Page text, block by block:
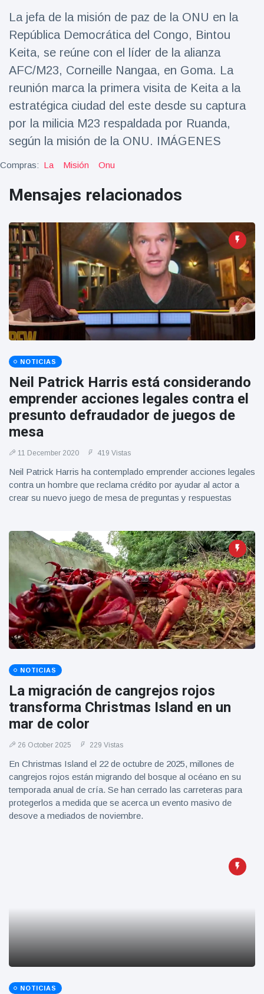
Salud y forma física
(73)
Viajes y Aventura
(77)
Últimas noticias
SKAI News
in English |
07/10/2025
9000 Vistas
octubre!
8 May
7432
Großmutter
feiert ihren
99.
Geburtstag
und tanzt
zu
Mariachi-
Band
8 May
1133
Vistas
La jefa de la misión de paz de la ONU en la
República Democrática del Congo, Bintou
Keita, se reúne con el líder de la alianza
AFC/M23, Corneille Nangaa, en Goma. La
reunión marca la primera visita de Keita a la
estratégica ciudad del este desde su captura
por la milicia M23 respaldada por Ruanda,
según la misión de la ONU. IMÁGENES
Compras: La Misión Onu
Mensajes relacionados
NOTICIAS
Neil Patrick Harris está considerando
emprender acciones legales contra el
presunto defraudador de juegos de
mesa
11 December 2020 419 Vistas
Neil Patrick Harris ha contemplado emprender acciones legales
contra un hombre que reclama crédito por ayudar al actor a
crear su nuevo juego de mesa de preguntas y respuestas
NOTICIAS
La migración de cangrejos rojos
transforma Christmas Island en un
mar de color
26 October 2025 229 Vistas
En Christmas Island el 22 de octubre de 2025, millones de
cangrejos rojos están migrando del bosque al océano en su
temporada anual de cría. Se han cerrado las carreteras para
protegerlos a medida que se acerca un evento masivo de
desove a mediados de noviembre.
NOTICIAS